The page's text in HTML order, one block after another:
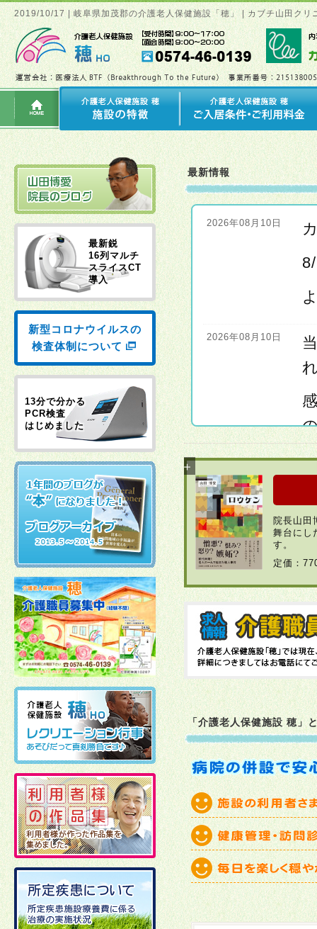
2019/10/17 | 岐阜県加茂郡の介護老人保健施設「穂」 | カブチ山田クリ
最新情報
2026年08月10日
2026年08月10日
2026年08月10日
2026年08月04日
2026年07月11日
2026年06月30日
2026年06月12日
2026年06月01日
2026年06月01日
2026年04月22日
2026年03月30日
2026年03月23日
院長山田
舞台にし
す。
定価：
「介護老人保健施設 穂」
最新鋭
16列マルチ
スライスCT
導入
新型コロナウイルスの
検査体制について
13分で分かる
PCR検査
はじめました